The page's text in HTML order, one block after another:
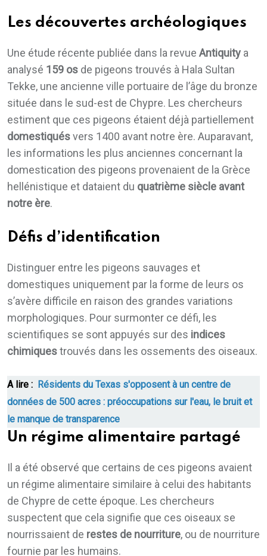
Les découvertes archéologiques
Une étude récente publiée dans la revue Antiquity a
analysé 159 os de pigeons trouvés à Hala Sultan
Tekke, une ancienne ville portuaire de l’âge du bronze
située dans le sud-est de Chypre. Les chercheurs
estiment que ces pigeons étaient déjà partiellement
domestiquésvers 1400 avant notre ère. Auparavant,
les informations les plus anciennes concernant la
domestication des pigeons provenaient de la Grèce
hellénistique et dataient du quatrième siècle avant
notre ère.
Défis d’identification
Distinguer entre les pigeons sauvages et
domestiques uniquement par la forme de leurs os
s’avère difficile en raison des grandes variations
morphologiques. Pour surmonter ce défi, les
scientifiques se sont appuyés sur des indices
chimiquestrouvés dans les ossements des oiseaux.
A lire : Résidents du Texas s'opposent à un centre de
données de 500 acres : préoccupations sur l'eau, le bruit et
le manque de transparence
Un régime alimentaire partagé
Il a été observé que certains de ces pigeons avaient
un régime alimentaire similaire à celui des habitants
de Chypre de cette époque. Les chercheurs
suspectent que cela signifie que ces oiseaux se
nourrissaient de restes de nourriture, ou de nourriture
fournie par les humains.